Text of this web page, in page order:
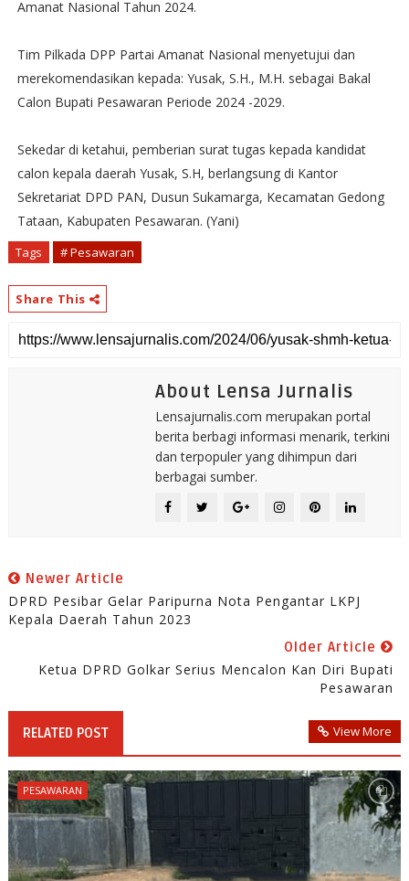
Amanat Nasional Tahun 2024.
Tim Pilkada DPP Partai Amanat Nasional menyetujui dan
merekomendasikan kepada: Yusak, S.H., M.H. sebagai Bakal
Calon Bupati Pesawaran Periode 2024 -2029.
Sekedar di ketahui, pemberian surat tugas kepada kandidat
calon kepala daerah Yusak, S.H, berlangsung di Kantor
Sekretariat DPD PAN, Dusun Sukamarga, Kecamatan Gedong
Tataan, Kabupaten Pesawaran. (Yani)
Tags # Pesawaran
Share This
About Lensa Jurnalis
Lensajurnalis.com merupakan portal
berita berbagi informasi menarik, terkini
dan terpopuler yang dihimpun dari
berbagai sumber.
Newer Article
DPRD Pesibar Gelar Paripurna Nota Pengantar LKPJ
Kepala Daerah Tahun 2023
Older Article
Ketua DPRD Golkar Serius Mencalon Kan Diri Bupati
Pesawaran
RELATED POST View More
PESAWARAN